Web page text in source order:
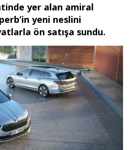
yer alan amiral
yeni neslini
ön satışa sundu.